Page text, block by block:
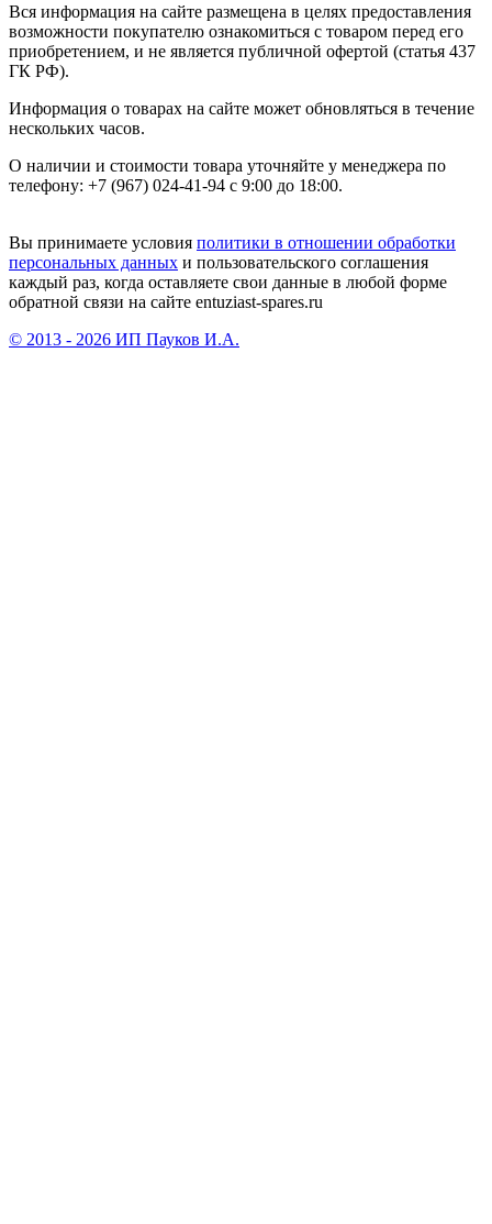
Вся информация на сайте размещена в целях предоставления
возможности покупателю ознакомиться с товаром перед его
приобретением, и не является публичной офертой (статья 437
ГК РФ).
Информация о товарах на сайте может обновляться в течение
нескольких часов.
О наличии и стоимости товара уточняйте у менеджера по
телефону: +7 (967) 024-41-94 с 9:00 до 18:00.
Вы принимаете условия политики в отношении обработки
персональных данных и пользовательского соглашения
каждый раз, когда оставляете свои данные в любой форме
обратной связи на сайте entuziast-spares.ru
© 2013 - 2026 ИП Пауков И.А.